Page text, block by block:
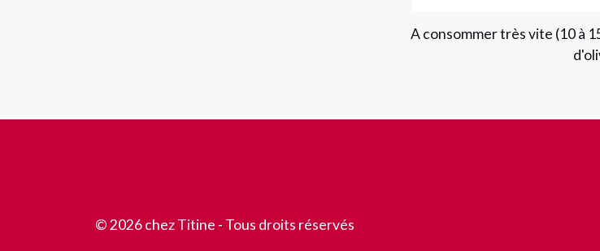
A consommer très vite (10 à
© 2026 chez Titine - Tous droits réservés